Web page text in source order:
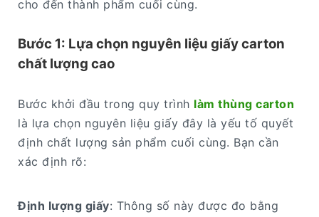
cho đến thành phẩm cuối cùng.
Bước 1: Lựa chọn nguyên liệu giấy carton
chất lượng cao
Bước khởi đầu trong quy trình làm thùng carton
là lựa chọn nguyên liệu giấy đây là yếu tố quyết
định chất lượng sản phẩm cuối cùng. Bạn cần
xác định rõ:
Định lượng giấy: Thông số này được đo bằng